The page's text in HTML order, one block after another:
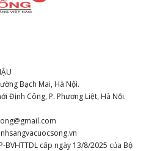
Bạch Mai, Hà Nội.
Định Công, P. Phương Liệt, Hà Nội.
BVHTTDL cấp ngày 13/8/2025 của Bộ